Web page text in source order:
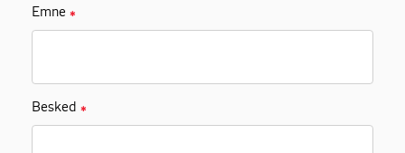
Emne ✱
Besked ✱